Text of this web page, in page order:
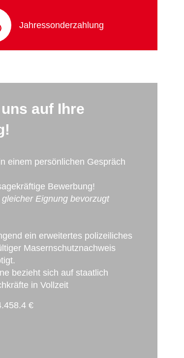
Jahressonderzahlung
auf Ihre
einem persönlichen Gespräch
Bewerbung!
Eignung bevorzugt
ein erweitertes polizeiliches
Masernschutznachweis
bezieht sich auf staatlich
in Vollzeit
€